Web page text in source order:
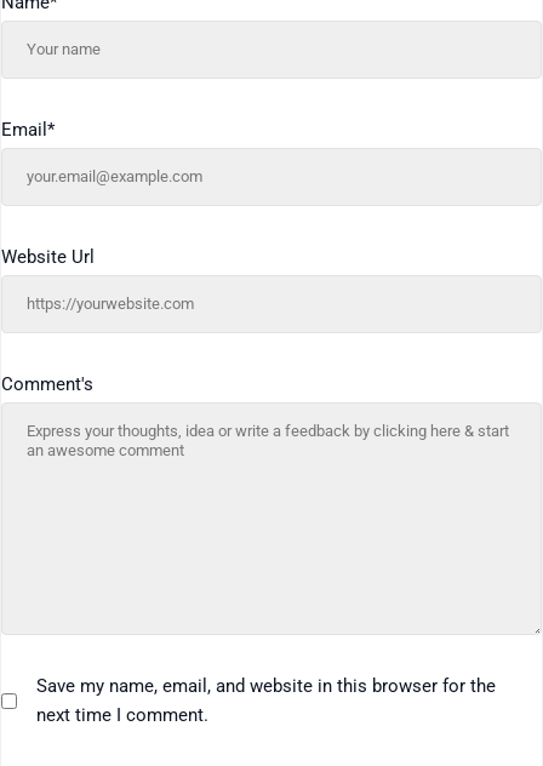
Comment's
Email *
Website Url
Save my name, email, and website in this browser for the
next time I comment.